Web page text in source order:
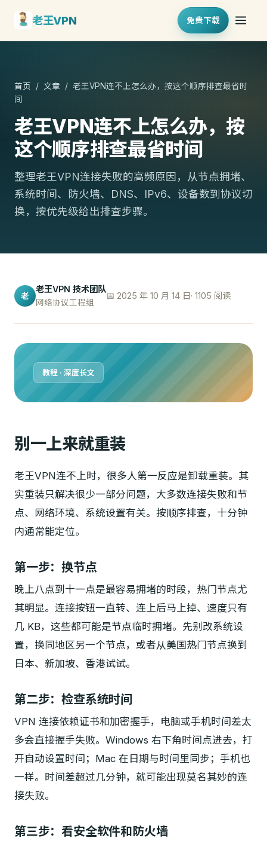
老王VPN 免费下载
首页 / 文章 / 老王VPN连不上怎么办，按这个顺序排查最省时
间
老王VPN连不上怎么办，按
这个顺序排查最省时间
整理老王VPN连接失败的高频原因，从节点拥堵、
系统时间、防火墙、DNS、IPv6、设备数到协议切
换，按优先级给出排查步骤。
老
老王VPN 技术团队
网络协议工程组
📅 2025 年 10 月 14 日· 1105 阅读
教程 · 深度长文
别一上来就重装
老王VPN连不上时，很多人第一反应是卸载重装。其
实重装只解决很少一部分问题，大多数连接失败和节
点、网络环境、系统设置有关。按顺序排查，十分钟
内通常能定位。
第一步：换节点
晚上八点到十一点是最容易拥堵的时段，热门节点尤
其明显。连接按钮一直转、连上后马上掉、速度只有
几 KB，这些都可能是节点临时拥堵。先别改系统设
置，换同地区另一个节点，或者从美国热门节点换到
日本、新加坡、香港试试。
第二步：检查系统时间
VPN 连接依赖证书和加密握手，电脑或手机时间差太
多会直接握手失败。Windows 右下角时间点进去，打
开自动设置时间；Mac 在日期与时间里同步；手机也
一样。时间差超过几分钟，就可能出现莫名其妙的连
接失败。
第三步：看安全软件和防火墙